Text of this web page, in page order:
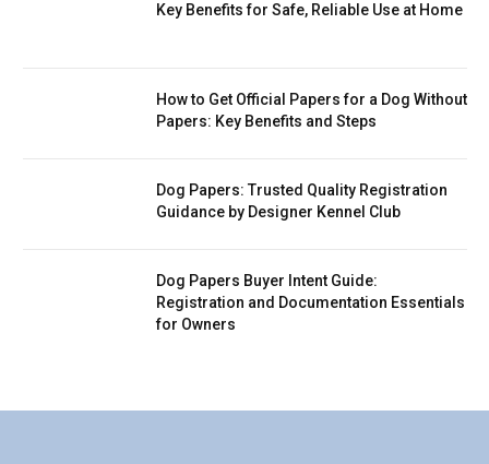
Key Benefits for Safe, Reliable Use at Home
How to Get Official Papers for a Dog Without
Papers: Key Benefits and Steps
Dog Papers: Trusted Quality Registration
Guidance by Designer Kennel Club
Dog Papers Buyer Intent Guide:
Registration and Documentation Essentials
for Owners